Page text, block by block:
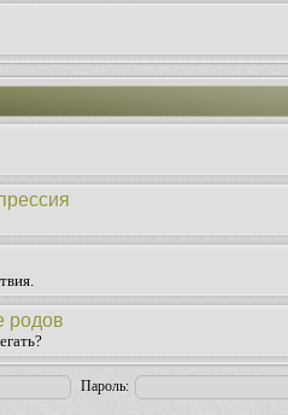
родов
Пароль: